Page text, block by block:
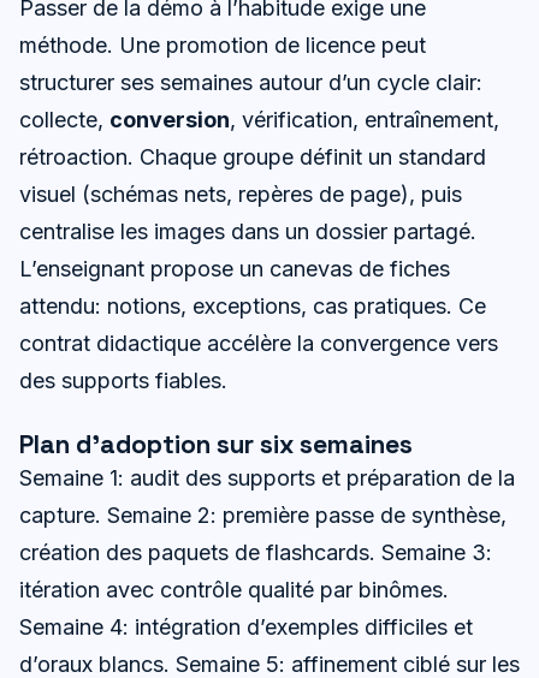
Passer de la démo à l’habitude exige une
méthode. Une promotion de licence peut
structurer ses semaines autour d’un cycle clair:
collecte, conversion, vérification, entraînement,
rétroaction. Chaque groupe définit un standard
visuel (schémas nets, repères de page), puis
centralise les images dans un dossier partagé.
L’enseignant propose un canevas de fiches
attendu: notions, exceptions, cas pratiques. Ce
contrat didactique accélère la convergence vers
des supports fiables.
Plan d’adoption sur six semaines
Semaine 1: audit des supports et préparation de la
capture. Semaine 2: première passe de synthèse,
création des paquets de flashcards. Semaine 3:
itération avec contrôle qualité par binômes.
Semaine 4: intégration d’exemples difficiles et
d’oraux blancs. Semaine 5: affinement ciblé sur les